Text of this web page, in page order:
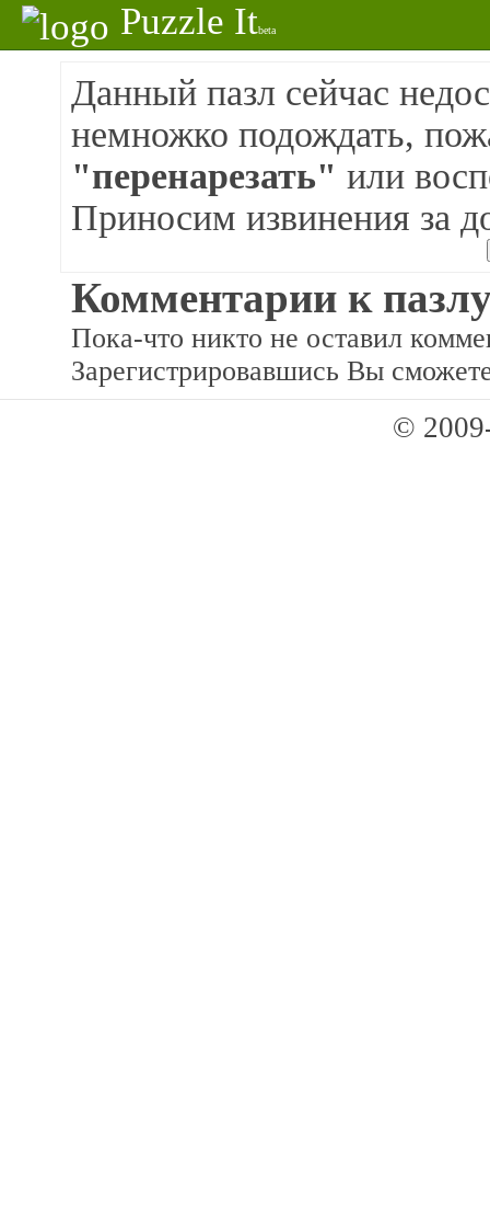
Puzzle Itbeta
Данный пазл сейчас
немножко подождать,
"перенарезать" или
Приносим извинения за
Комментарии к
Пока-что никто не оставил
Зарегистрировавшись Вы
©